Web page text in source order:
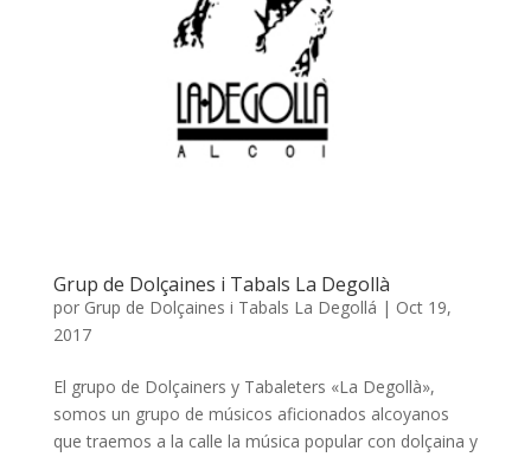
Grup de Dolçaines i Tabals La Degollà
por Grup de Dolçaines i Tabals La Degollá | Oct 19,
2017
El grupo de Dolçainers y Tabaleters «La Degollà»,
somos un grupo de músicos aficionados alcoyanos
que traemos a la calle la música popular con dolçaina y